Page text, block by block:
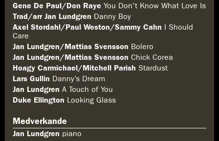
Gene De Paul/Don Raye You Don’t Know What Love Is
Trad/arr Jan Lundgren Danny Boy
Axel Stordahl/Paul Weston/Sammy Cahn I Should
Care
Jan Lundgren/Mattias Svensson Bolero
Jan Lundgren/Mattias Svensson Chick Corea
Hoagy Carmichael/Mitchell Parish Stardust
Lars Gullin Danny’s Dream
Jan Lundgren A Touch of You
Duke Ellington Looking Glass
Medverkande
Jan Lundgren piano